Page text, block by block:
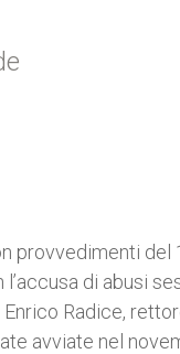
provvedimenti del
di abusi
Radice,
avviate nel